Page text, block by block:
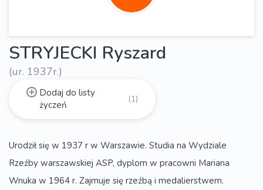
STRYJECKI Ryszard
(ur. 1937r.)
Dodaj do listy
życzeń
(1)
Urodził się w 1937 r w Warszawie. Studia na Wydziale
Rzeźby warszawskiej ASP, dyplom w pracowni Mariana
Wnuka w 1964 r. Zajmuje się rzeźbą i medalierstwem.